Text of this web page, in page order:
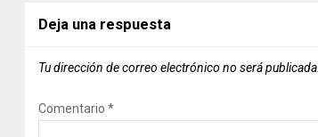
Deja una respuesta
Tu dirección de correo electrónico no será publicada.
Comentario*